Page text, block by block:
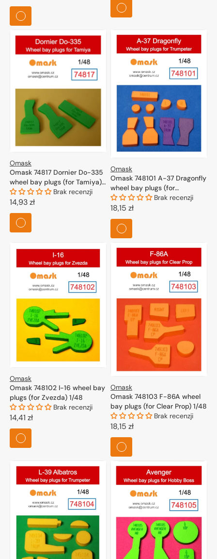
regularna
Omask
Omask 74817 Dornier Do-335
wheel bay plugs (for Tamiya)
1/48
Brak recenzji
Cena
regularna
14,93 zł
Omask
Omask 748101 A-37 Dragonfly
wheel bay plugs (for
Trumpeter) 1/48Brak recenzji
Cena
regularna
18,15 zł
Omask
Omask 748102 I-16 wheel bay
plugs (for Zvezda) 1/48
Brak recenzji
Cena
regularna
14,41 zł
Omask
Omask 748103 F-86A wheel
bay plugs (for Clear Prop) 1/48
Brak recenzji
Cena
regularna
18,15 zł